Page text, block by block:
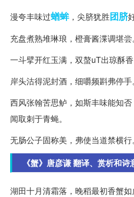
漫夸丰味过蝤蛑，尖脐犹胜团脐
充盘煮熟堆琳琅，橙膏酱渫调堪尝。
一斗擘开红玉满，双螯uT出琼酥香
岸头沽得泥封酒，细嚼频斟弗停手。
西风张翰苦思鲈，如斯丰味能知
闻取刺于青蝇。
无肠公子固称美，弗使当道禁横行。
《蟹》唐彦谦 翻译、赏析和诗
湖田十月清霜落，晚稻最初香蟹如